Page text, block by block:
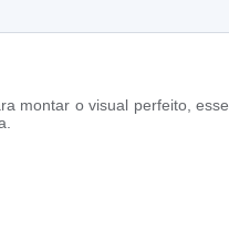
montar o visual perfeito, esse